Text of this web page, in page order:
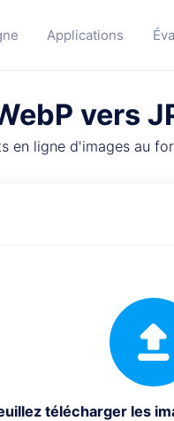
Applications
vers
en ligne d'images au
télécharger les